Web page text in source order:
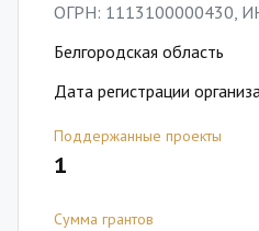
ОГРН: 1113100000430,
Белгородская область
Дата регистрации
Поддержанные проекты
1
Сумма грантов